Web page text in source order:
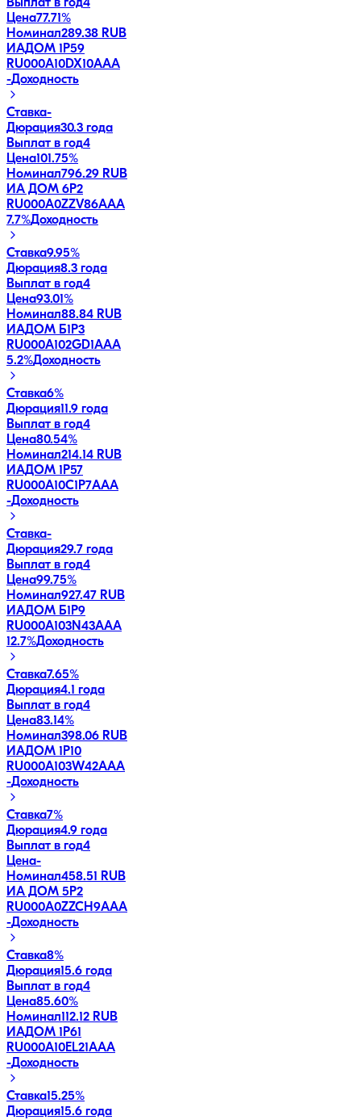
Выплат в год4
Цена77.71%
Номинал289.38 RUB
ИАДОМ 1P59
RU000A10DX10AAA
-Доходность
Ставка-
Дюрация30.3 года
Выплат в год4
Цена101.75%
Номинал796.29 RUB
ИА ДОМ 6P2
RU000A0ZZV86AAA
7.7%Доходность
Ставка9.95%
Дюрация8.3 года
Выплат в год4
Цена93.01%
Номинал88.84 RUB
ИАДОМ Б1P3
RU000A102GD1AAA
5.2%Доходность
Ставка6%
Дюрация11.9 года
Выплат в год4
Цена80.54%
Номинал214.14 RUB
ИАДОМ 1P57
RU000A10C1P7AAA
-Доходность
Ставка-
Дюрация29.7 года
Выплат в год4
Цена99.75%
Номинал927.47 RUB
ИАДОМ Б1P9
RU000A103N43AAA
12.7%Доходность
Ставка7.65%
Дюрация4.1 года
Выплат в год4
Цена83.14%
Номинал398.06 RUB
ИАДОМ 1P10
RU000A103W42AAA
-Доходность
Ставка7%
Дюрация4.9 года
Выплат в год4
Цена-
Номинал458.51 RUB
ИА ДОМ 5P2
RU000A0ZZCH9AAA
-Доходность
Ставка8%
Дюрация15.6 года
Выплат в год4
Цена85.60%
Номинал112.12 RUB
ИАДОМ 1P61
RU000A10EL21AAA
-Доходность
Ставка15.25%
Дюрация15.6 года